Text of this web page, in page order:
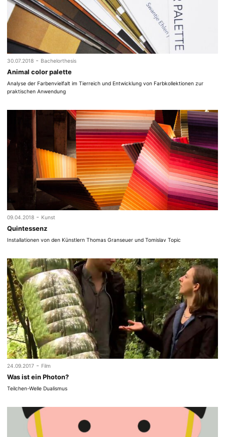
30.07.2018 - Bachelorthesis
Animal color palette
Analyse der Farbenvielfalt im Tierreich und Entwicklung von Farbkollektionen zur
praktischen Anwendung
09.04.2018 - Kunst
Quintessenz
Installationen von den Künstlern Thomas Granseuer und Tomislav Topic
24.09.2017 - Film
Was ist ein Photon?
Teilchen-Welle Dualismus